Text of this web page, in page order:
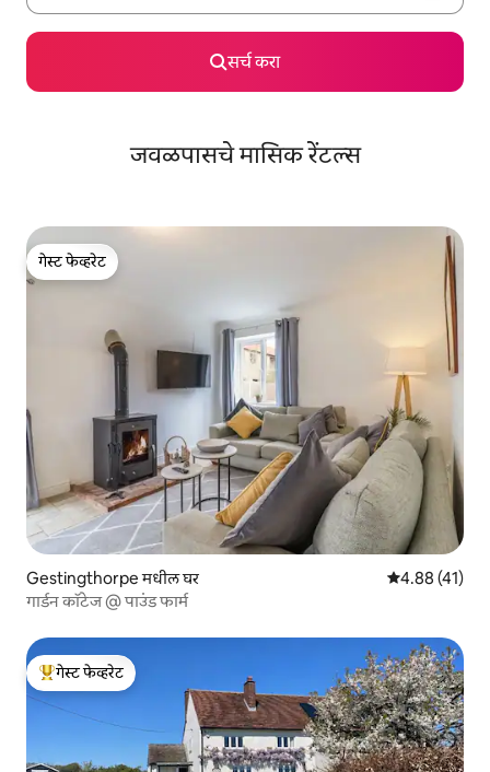
सर्च करा
जवळपासचे मासिक रेंटल्स
गेस्ट फेव्हरेट
गेस्ट फेव्हरेट
Gestingthorpe मधील घर 5 पैकी 4.88
4.88 (41)
गार्डन कॉटेज @ पाउंड फार्म
टॉप गेस्ट फेव्हरेट
गेस्ट फेव्हरेट